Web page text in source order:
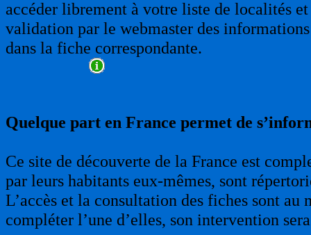
accéder librement à votre liste de localités
validation par le webmaster des
dans la fiche correspondante.
Quelque part en France permet de
Ce site de découverte de la France est
par leurs habitants eux-mêmes, sont
L’accès et la consultation des fiches sont
compléter l’une d’elles, son intervention